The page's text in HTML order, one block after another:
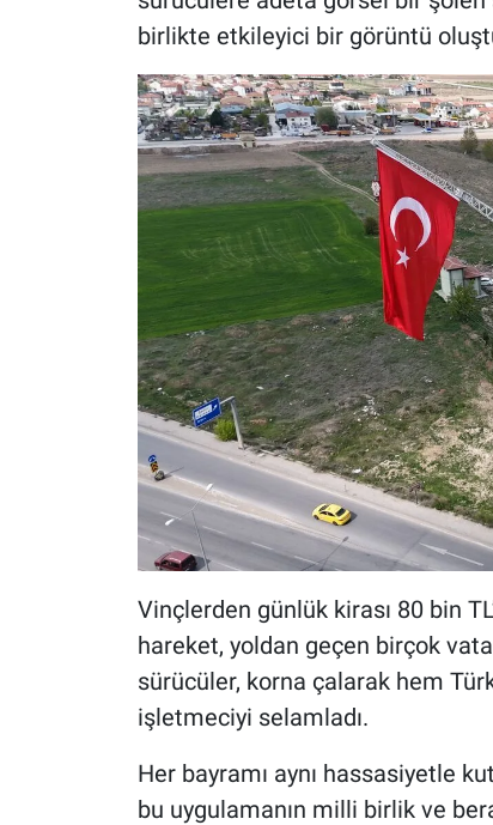
birlikte etkileyici bir görüntü
Vinçlerden günlük kirası 80 bin
hareket, yoldan geçen birçok
sürücüler, korna çalarak hem
işletmeciyi selamladı.
Her bayramı aynı hassasiyetle
bu uygulamanın milli birlik ve